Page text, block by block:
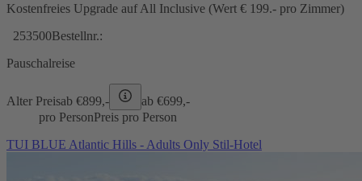
Kostenfreies Upgrade auf All Inclusive (Wert € 199.- pro Zimmer)
253500Bestellnr.:
Pauschalreise
Alter Preisab €899,- ab €699,-
pro PersonPreis pro Person
TUI BLUE Atlantic Hills - Adults Only Stil-Hotel